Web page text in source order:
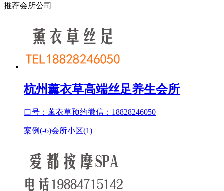
推荐会所公司
杭州薰衣草高端丝足养生会所
口号：薰衣草预约微信：18828246050
案例(-6)会所小区(1)